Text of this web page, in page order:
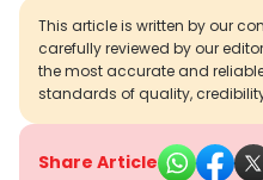
This article is written by our
carefully reviewed by our
the most accurate and
standards of quality,
Share Article